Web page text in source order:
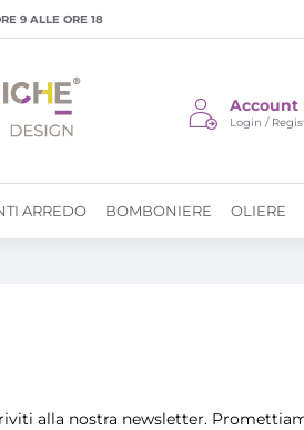
9 ALLE ORE 18
Account
Login /
ARREDO BOMBONIERE OLIERE
alla nostra newsletter.